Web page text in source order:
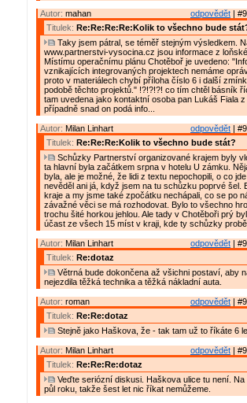
odpovědět |
Autor: mahan
Titulek: Re:Re:Re:Re:Kolik to všechno bude
Taky jsem pátral, se téměř stejným výsledkem.
www.partnerstvi-vysocina.cz jsou informace z
Místímu operačnímu plánu Chotěboř je uvedeno:
vznikajících integrovaných projektech nemáme
proto v materiálech chybí příloha číslo 6 i další
podobě těchto projektů." !?!?!?! co tím chtěl básník
tam uvedena jako kontaktní osoba pan Lukáš Fiala
případně snad on podá info...
odpovědět |
Autor: Milan Linhart
Titulek: Re:Re:Re:Kolik to všechno bude stát?
Schůzky Partnerství organizované krajem byly
ta hlavní byla začátkem srpna v hotelu U zámku.
byla, ale je možné, že lidi z textu nepochopili, o co
nevěděl ani já, když jsem na tu schůzku poprvé šel.
kraje a my jsme také zpočátku nechápali, co se po
závažné věci se má rozhodovat. Bylo to všechno
trochu šité horkou jehlou. Ale tady v Chotěboři prý
účast ze všech 15 míst v kraji, kde ty schůzky
odpovědět |
Autor: Milan Linhart
Titulek: Re:dotaz
Větrná bude dokončena až všichni postaví, aby
nejezdila těžká technika a těžká nákladní auta.
odpovědět |
Autor: roman
Titulek: Re:Re:dotaz
Stejně jako Haškova, že - tak tam už to říkáte 6
odpovědět |
Autor: Milan Linhart
Titulek: Re:Re:Re:dotaz
Veďte seriózní diskusi. Haškova ulice tu není. Na
půl roku, takže šest let nic říkat nemůžeme.